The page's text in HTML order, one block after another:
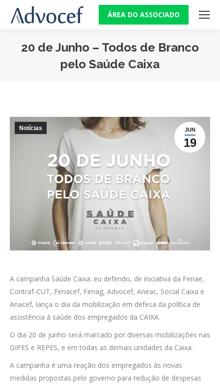
ÁREA DO ASSOCIADO
20 de Junho – Todos de Branco
pelo Saúde Caixa
JUN
19
Notícias
A campanha Saúde Caixa: eu defendo, de iniciativa da Fenae,
Contraf-CUT, Fenacef, Fenag, Advocef, Aneac, Social Caixa e
Anacef, lança o dia da mobilização em defesa da política de
assistência à saúde dos empregados da CAIXA.
O dia 20 de junho será marcado por diversas mobilizações nas
GIPES e REPES, e em todas as demais unidades da Caixa.
A campanha é uma reação dos empregados às novas
medidas propostas pelo governo para redução de despesas